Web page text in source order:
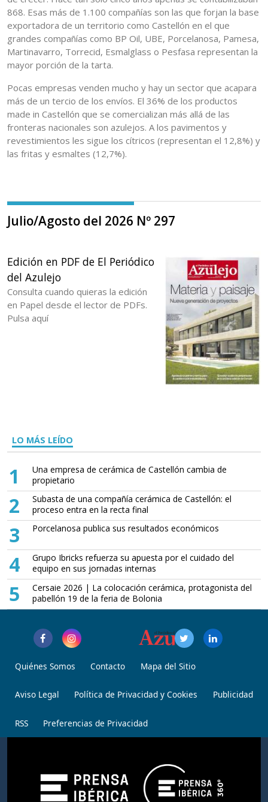
868. Esas más de 1.100 compañías son las que forjan la base
exportadora de un territorio como Castellón en el que
grandes compañías como BP Oil, UBE, Porcelanosa, Pamesa,
Martinavarro, Torrecid, Esmalglass o Pesfasa representan la
mayor porción de la tarta.
Pocas empresas venden mucho y hay un sector que acapara
más de un tercio de los envíos. El 36% de los productos
made in Castellón que se comercializan más allá de las
fronteras nacionales son azulejos. A los pavimentos y
revestimientos les sigue los cítricos (representan el 12,8%) y
las fritas y esmaltes (12,7%).
Julio/Agosto del 2026 Nº 297
Edición en PDF de El Periódico
del Azulejo
Consulta cuando quieras la edición
en Papel desde el lector de PDFs.
Pulsa aquí
LO MÁS LEÍDO
1
Una empresa de cerámica de Castellón cambia de
propietario
2
Subasta de una compañía cerámica de Castellón: el
proceso entra en la recta final
3 Porcelanosa publica sus resultados económicos
4
Grupo Ibricks refuerza su apuesta por el cuidado del
equipo en sus jornadas internas
5
Cersaie 2026 | La colocación cerámica, protagonista del
pabellón 19 de la feria de Bolonia
Quiénes Somos Contacto Mapa del Sitio
Aviso Legal Política de Privacidad y Cookies Publicidad
RSS Preferencias de Privacidad